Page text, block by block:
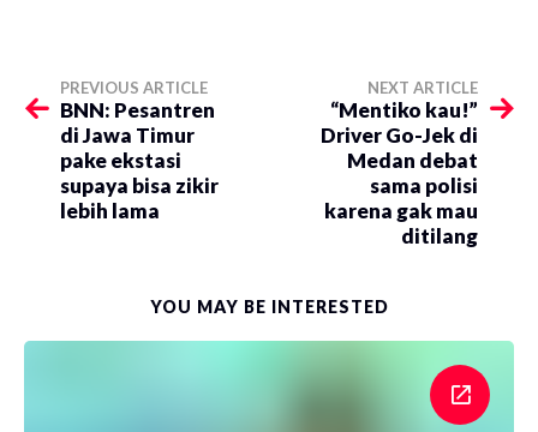
PREVIOUS ARTICLE
BNN: Pesantren
di Jawa Timur
pake ekstasi
supaya bisa zikir
lebih lama
NEXT ARTICLE
“Mentiko kau!”
Driver Go-Jek di
Medan debat
sama polisi
karena gak mau
ditilang
YOU MAY BE INTERESTED